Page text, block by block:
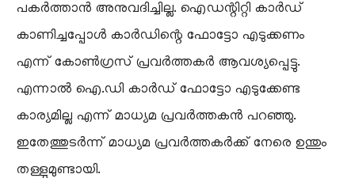
പകർത്താൻ അനുവദിച്ചില്ല. ഐഡന്റിറ്റി കാർഡ്
കാണിച്ചപ്പോൾ കാർഡിന്റെ ഫോട്ടോ എടുക്കണം
എന്ന് കോൺഗ്രസ് പ്രവർത്തകർ ആവശ്യപ്പെട്ടു.
എന്നാൽ ഐ.ഡി കാർഡ് ഫോട്ടോ എടുക്കേണ്ട
കാര്യമില്ല എന്ന് മാധ്യമ പ്രവർത്തകൻ പറഞ്ഞു.
ഇതേത്തുടർന്ന് മാധ്യമ പ്രവർത്തകർക്ക് നേരെ ഉന്തും
തള്ളുമുണ്ടായി.